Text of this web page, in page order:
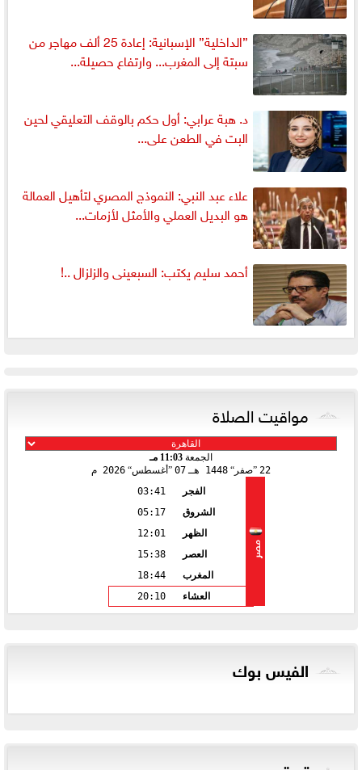
”الداخلية” الإسبانية: إعادة 25 ألف مهاجر من
سبتة إلى المغرب... وارتفاع حصيلة...
د. هبة عرابي: أول حكم بالوقف التعليقي لحين
البت في الطعن على...
علاء عبد النبي: النموذج المصري لتأهيل العمالة
هو البديل العملي والأمثل لأزمات...
أحمد سليم يكتب: السبعينى والزلزال ..!
مواقيت الصلاة
الجمعة 11:03 مـ
22
صفر 1448 هـ 07 أغسطس 2026 م
مصر
الفجر
03:41
الشروق
05:17
الظهر
12:01
العصر
15:38
المغرب
18:44
العشاء
20:10
الفيس بوك